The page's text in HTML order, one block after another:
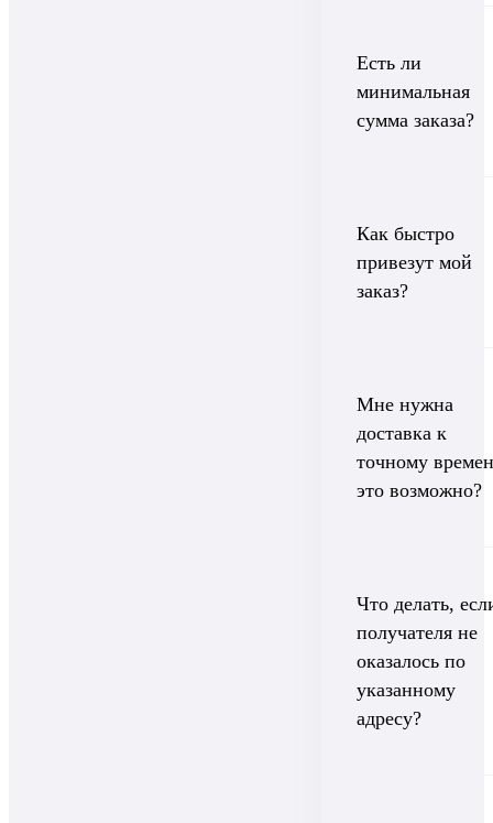
Есть ли
минимальная
сумма заказа?
Как быстро
привезут мой
заказ?
Мне нужна
доставка к
точному
это возможно?
Что делать,
получателя не
оказалось по
указанному
адресу?